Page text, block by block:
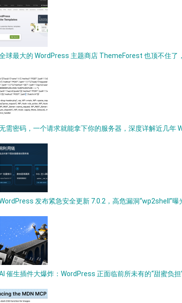
球最大的 WordPress 主题商店 ThemeForest 也顶不住了
需密码，一个请求就能拿下你的服务器，深度详解近几年
发布紧急安全更新 7.0.2，高危漏洞“wp2shell”
催生插件大爆炸：WordPress 正面临前所未有的“甜蜜负担